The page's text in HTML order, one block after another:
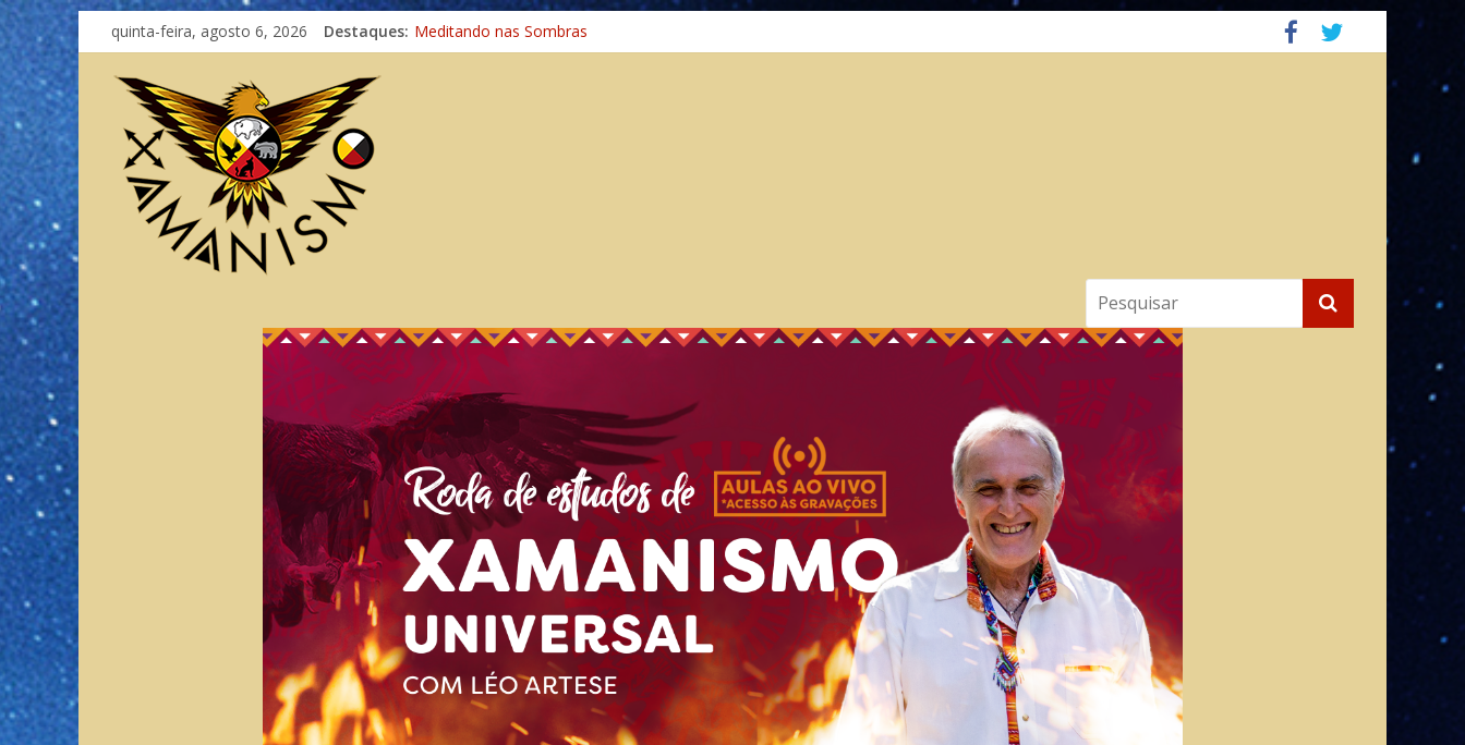
quinta-feira, agosto 6, 2026 Destaques: Meditando nas Sombras
Autosuficiência: A Jornada do Espírito Ancestral